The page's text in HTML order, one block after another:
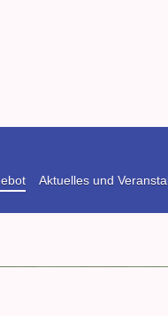
Aktuelles und